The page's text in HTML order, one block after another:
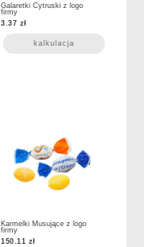
Galaretki Cytruski z logo
firmy
3.37 zł
kalkulacja
Karmelki Musujące z logo
firmy
150.11 zł